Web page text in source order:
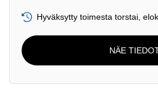
Hyväksytty toimesta torstai,
NÄE